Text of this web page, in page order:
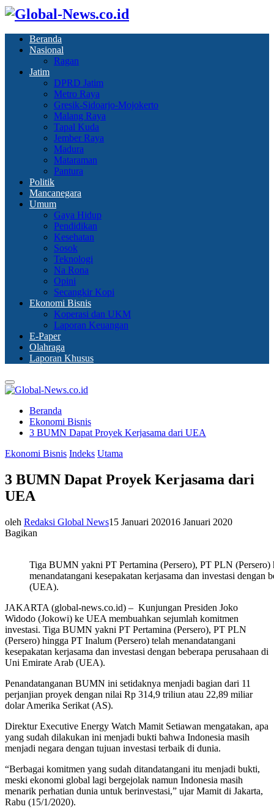
Beranda
Nasional
Ragan
Jatim
DPRD Jatim
Metro Raya
Gresik-Sidoarjo-Mojokerto
Malang Raya
Tapal Kuda
Jember Raya
Madura
Mataraman
Pantura
Politik
Mancanegara
Umum
Gaya Hidup
Pendidikan
Kesehatan
Sosok
Teknologi
Na Rona
Opini
Secangkir Kopi
Ekonomi Bisnis
Koperasi dan UKM
Laporan Keuangan
E-Paper
Olahraga
Laporan Khusus
Primary
Menu
Beranda
Ekonomi Bisnis
3 BUMN Dapat Proyek Kerjasama dari UEA
Ekonomi Bisnis Indeks Utama
3 BUMN Dapat Proyek Kerjasama dari
UEA
oleh Redaksi Global News15 Januari 202016 Januari 2020
Bagikan
Tiga BUMN yakni PT Pertamina (Persero), PT PLN (Persero)
menandatangani kesepakatan kerjasama dan investasi dengan
(UEA).
JAKARTA (global-news.co.id) – Kunjungan Presiden Joko
Widodo (Jokowi) ke UEA membuahkan sejumlah komitmen
investasi. Tiga BUMN yakni PT Pertamina (Persero), PT PLN
(Persero) hingga PT Inalum (Persero) telah menandatangani
kesepakatan kerjasama dan investasi dengan beberapa perusahaan di
Uni Emirate Arab (UEA).
Penandatanganan BUMN ini setidaknya menjadi bagian dari 11
perjanjian proyek dengan nilai Rp 314,9 triliun atau 22,89 miliar
dolar Amerika Serikat (AS).
Direktur Executive Energy Watch Mamit Setiawan mengatakan, apa
yang sudah dilakukan ini menjadi bukti bahwa Indonesia masih
menjadi negara dengan tujuan investasi terbaik di dunia.
“Berbagai komitmen yang sudah ditandatangani itu menjadi bukti,
meski ekonomi global lagi bergejolak namun Indonesia masih
menarik perhatian dunia untuk berinvestasi,” ujar Mamit di Jakarta,
Rabu (15/1/2020).